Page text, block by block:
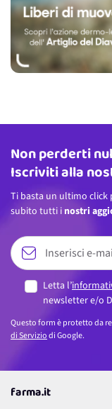
Indirizzo email
Non perderti
Iscriviti alla
Ti basta un ultimo click
subito tutti i nostri
Letta l’
newsletter e/o
Questo form è protetto da
di Serviziodi Google.
farma.it